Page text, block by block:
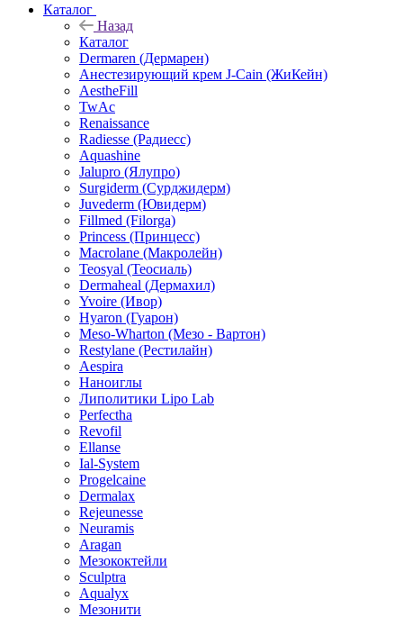
Каталог
Назад
Каталог
Dermaren (Дермарен)
Анестезирующий крем J-Cain (ЖиКейн)
AestheFill
TwAc
Renaissance
Radiesse (Радиесс)
Aquashine
Jalupro (Ялупро)
Surgiderm (Сурджидерм)
Juvederm (Ювидерм)
Fillmed (Filorga)
Princess (Принцесс)
Macrolane (Макролейн)
Teosyal (Теосиаль)
Dermaheal (Дермахил)
Yvoire (Ивор)
Hyaron (Гуарон)
Meso-Wharton (Мезо - Вартон)
Restylane (Рестилайн)
Aespira
Наноиглы
Липолитики Lipo Lab
Perfectha
Revofil
Ellanse
Ial-System
Progelcaine
Dermalax
Rejeunesse
Neuramis
Aragan
Мезококтейли
Sculptra
Aqualyx
Мезонити